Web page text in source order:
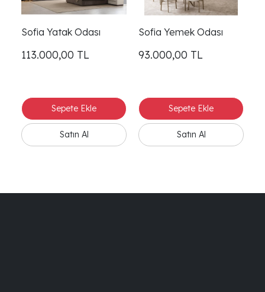
Sofia Yatak Odası
113.000,00 TL
Sofia Yemek Odası
93.000,00 TL